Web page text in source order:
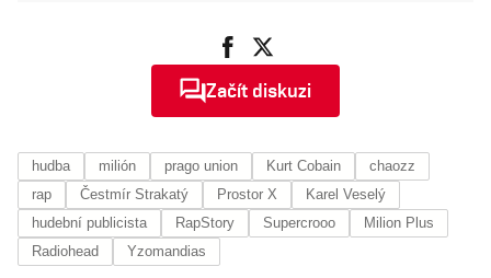
Začít diskuzi
hudba milión prago union Kurt Cobain
chaozz
rap
Čestmír Strakatý Prostor X
Karel Veselý
hudební publicista
RapStory Supercrooo
Milion Plus
Radiohead
Yzomandias